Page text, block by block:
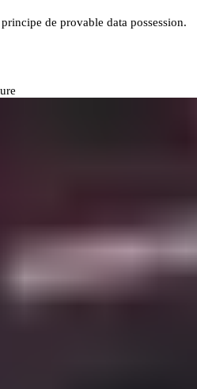
de provable data possession.